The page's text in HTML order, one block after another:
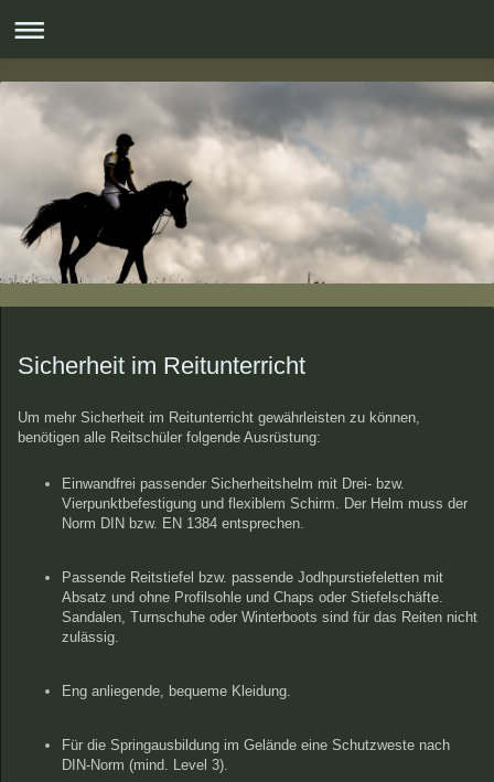
Sicherheit im Reitunterricht
Um mehr Sicherheit im Reitunterricht gewährleisten zu können,
benötigen alle Reitschüler folgende Ausrüstung:
Einwandfrei passender Sicherheitshelm mit Drei- bzw.
Vierpunktbefestigung und flexiblem Schirm. Der Helm muss der
Norm DIN bzw. EN 1384 entsprechen.
Passende Reitstiefel bzw. passende Jodhpurstiefeletten mit
Absatz und ohne Profilsohle und Chaps oder Stiefelschäfte.
Sandalen, Turnschuhe oder Winterboots sind für das Reiten nicht
zulässig.
Eng anliegende, bequeme Kleidung.
Für die Springausbildung im Gelände eine Schutzweste nach
DIN-Norm (mind. Level 3).